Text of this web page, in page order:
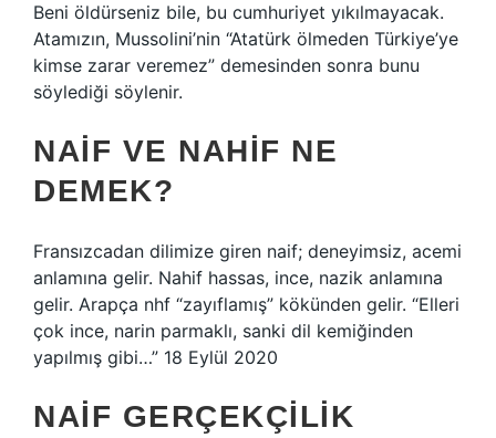
Beni öldürseniz bile, bu cumhuriyet yıkılmayacak.
Atamızın, Mussolini’nin “Atatürk ölmeden Türkiye’ye
kimse zarar veremez” demesinden sonra bunu
söylediği söylenir.
NAIF VE NAHIF NE
DEMEK?
Fransızcadan dilimize giren naif; deneyimsiz, acemi
anlamına gelir. Nahif hassas, ince, nazik anlamına
gelir. Arapça nhf “zayıflamış” kökünden gelir. “Elleri
çok ince, narin parmaklı, sanki dil kemiğinden
yapılmış gibi…” 18 Eylül 2020
NAIF GERÇEKÇILIK